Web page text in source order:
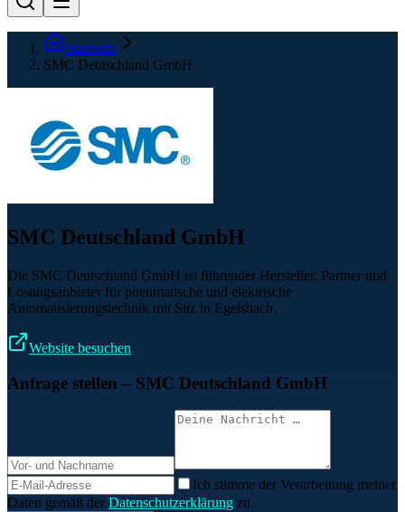
Startseite
SMC Deutschland GmbH
SMC Deutschland GmbH
Die SMC Deutschland GmbH ist führender Hersteller, Partner und
Lösungsanbieter für pneumatische und elektrische
Automatisierungstechnik mit Sitz in Egelsbach.
Website besuchen
Anfrage stellen – SMC Deutschland GmbH
Ich stimme der Verarbeitung meiner
Daten gemäß der Datenschutzerklärung zu.